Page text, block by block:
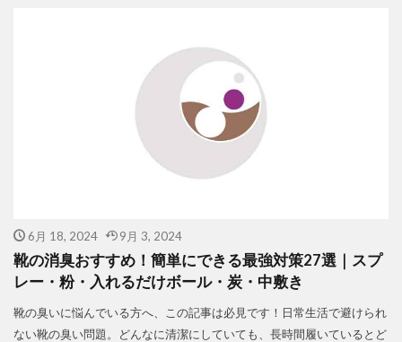
6月 18, 2024 9月 3, 2024
靴の消臭おすすめ！簡単にできる最強対策27選｜スプ
レー・粉・入れるだけボール・炭・中敷き
靴の臭いに悩んでいる方へ、この記事は必見です！日常生活で避けられ
ない靴の臭い問題。どんなに清潔にしていても、長時間履いているとど